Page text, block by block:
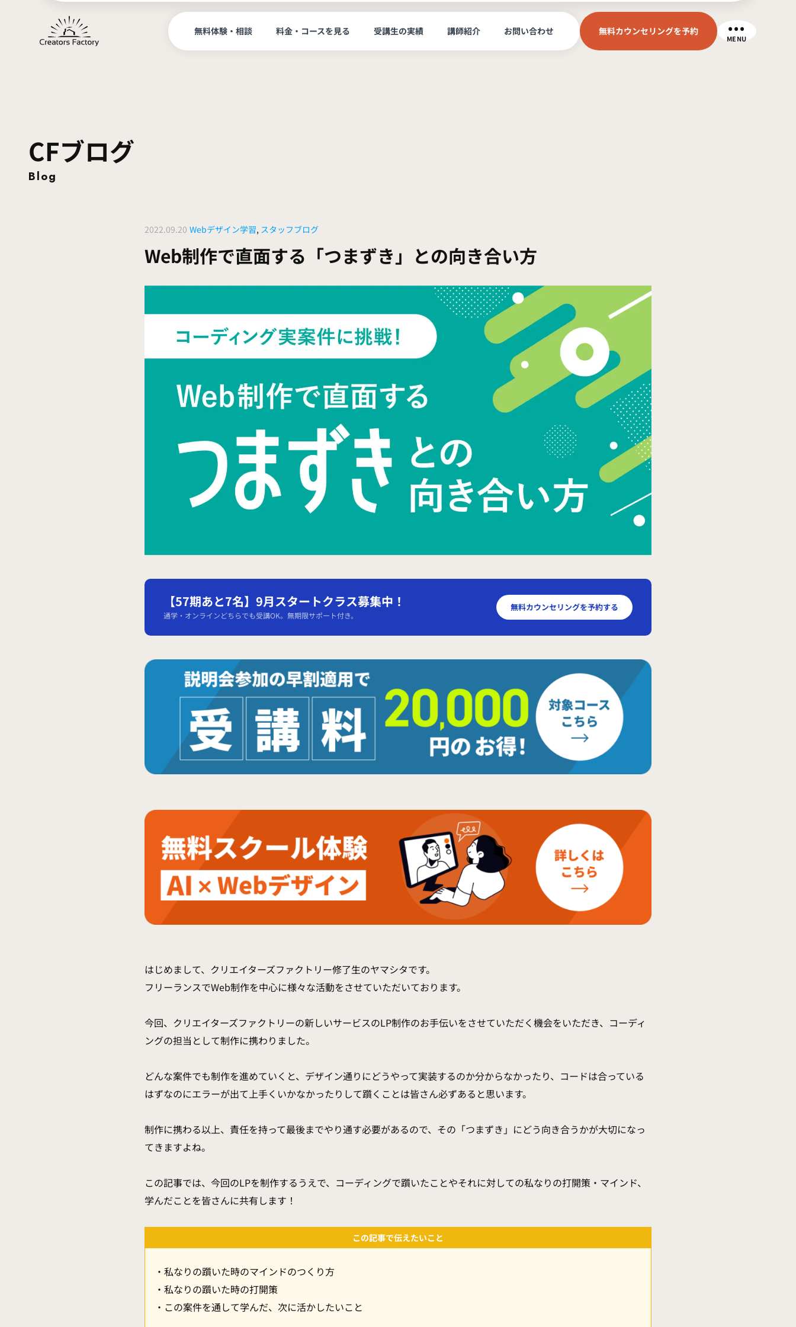
サイトナビ無料体験・相談 料金・コースを見る 受講生の実績 講師紹介 お問い合わせ 無料カウンセリングを予約
MENU
CFブログ
Blog
2022.09.20 Webデザイン学習, スタッフブログ
Web制作で直面する「つまずき」との向き合い方
【57期あと7名】9月スタートクラス募集中！
通学・オンラインどちらでも受講OK。無期限サポート付き。
無料カウンセリングを予約する
はじめまして、クリエイターズファクトリー修了生のヤマシタです。
フリーランスでWeb制作を中心に様々な活動をさせていただいております。
今回、クリエイターズファクトリーの新しいサービスのLP制作のお手伝いをさせていただく機会をいただき、コーディ
ングの担当として制作に携わりました。
どんな案件でも制作を進めていくと、デザイン通りにどうやって実装するのか分からなかったり、コードは合っている
はずなのにエラーが出て上手くいかなかったりして躓くことは皆さん必ずあると思います。
制作に携わる以上、責任を持って最後までやり通す必要があるので、その「つまずき」にどう向き合うかが大切になっ
てきますよね。
この記事では、今回のLPを制作するうえで、コーディングで躓いたことやそれに対しての私なりの打開策・マインド、
学んだことを皆さんに共有します！
この記事で伝えたいこと
・私なりの躓いた時のマインドのつくり方
・私なりの躓いた時の打開策
・この案件を通して学んだ、次に活かしたいこと